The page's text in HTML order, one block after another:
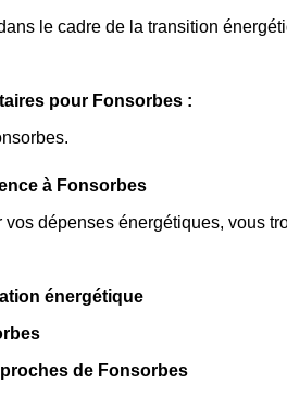
le cadre de la transition
pour Fonsorbes :
à Fonsorbes
dépenses énergétiques, vous
énergétique
de Fonsorbes